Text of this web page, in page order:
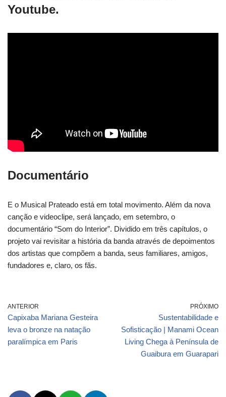
Youtube.
Documentário
E o Musical Prateado está em total movimento. Além da nova
canção e videoclipe, será lançado, em setembro, o
documentário “Som do Interior”. Dividido em três capítulos, o
projeto vai revisitar a história da banda através de depoimentos
dos artistas que compõem a banda, seus familiares, amigos,
fundadores e, claro, os fãs.
ANTERIOR
Capixaba Mariana Gesteira
leva o bronze na natação
paralímpica em Paris
PRÓXIMO
Sustentabilidade e
Sofisticação | Manami Ocean
Living Chega à Península de
Guaibura em Guarapari